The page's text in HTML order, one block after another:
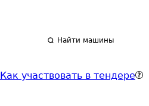
Найти машины
Как участвовать в тендере